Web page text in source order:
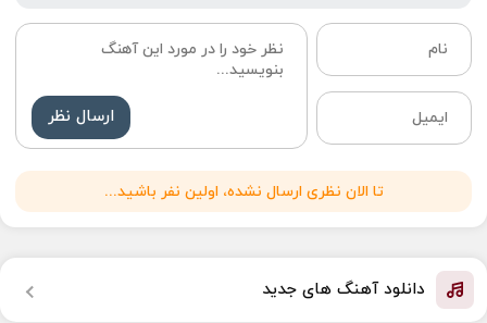
ارسال نظر
تا الان نظری ارسال نشده، اولین نفر باشید...
دانلود آهنگ های جدید